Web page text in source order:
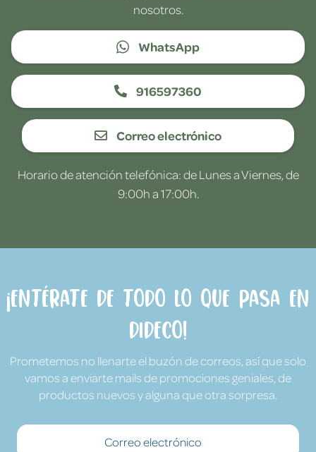
nosotros.
WhatsApp
916597360
Correo electrónico
Horario de atención telefónica: de Lunes a Viernes, de
9:00h a 17:00h.
¡Entérate de todo lo que pasa en
Dideco!
Prometemos no llenarte el buzón de correos, así que solo
vamos a enviarte mails de promociones geniales, de
productos nuevos y alguna que otra sorpresa.